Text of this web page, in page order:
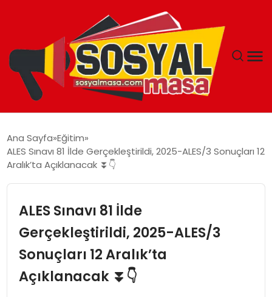
EKONOMI
EĞITIM
SPOR
Ana Sayfa Eğitim
ALES Sınavı 81 İlde Gerçekleştirildi, 2025-ALES/3 Sonuçları 12
Aralık’ta Açıklanacak ⏬👇
ALES Sınavı 81 İlde
Gerçekleştirildi, 2025-ALES/3
Sonuçları 12 Aralık’ta
Açıklanacak ⏬👇